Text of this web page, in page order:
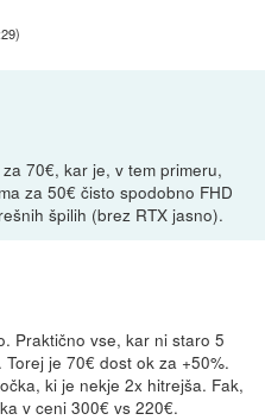
)
70€, kar je, v tem primeru,
za 50€ čisto spodobno FHD
špilih (brez RTX jasno).
Praktično vse, kar ni staro 5
je 70€ dost ok za +50%.
ki je nekje 2x hitrejša. Fak,
v ceni 300€ vs 220€.